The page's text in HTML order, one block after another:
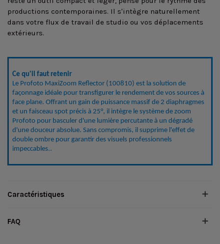
productions contemporaines. Il s'intègre naturellement
dans votre flux de travail de studio ou vos déplacements
extérieurs.
Ce qu'il faut retenir
Le Profoto MaxiZoom Reflector (100810) est la solution de
façonnage idéale pour transfigurer le rendement de vos sources à
face plane. Offrant un gain de puissance massif de 2 diaphragmes
et un faisceau spot précis à 25°, il intègre le système de zoom
Profoto pour basculer d'une lumière percutante à un dégradé
d'une douceur absolue. Sans compromis, il supprime l'effet de
double ombre pour garantir des visuels professionnels
impeccables..
Caractéristiques
FAQ